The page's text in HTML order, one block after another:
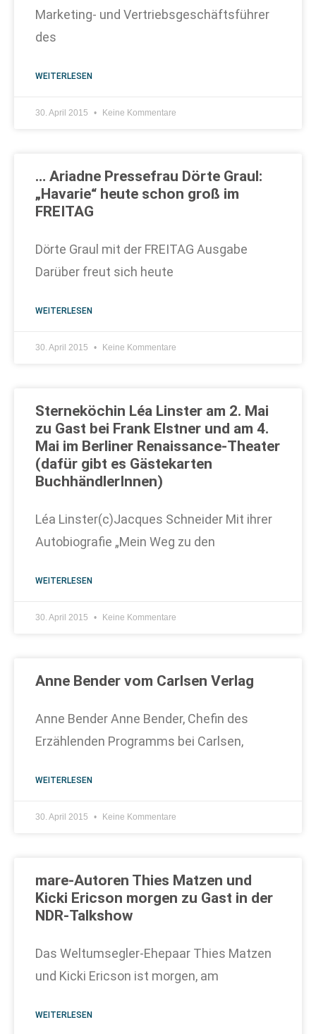
Marketing- und Vertriebsgeschäftsführer
des
WEITERLESEN
30. April 2015 Keine Kommentare
… Ariadne Pressefrau Dörte Graul:
„Havarie“ heute schon groß im
FREITAG
Dörte Graul mit der FREITAG Ausgabe
Darüber freut sich heute
WEITERLESEN
30. April 2015 Keine Kommentare
Sterneköchin Léa Linster am 2. Mai
zu Gast bei Frank Elstner und am 4.
Mai im Berliner Renaissance-Theater
(dafür gibt es Gästekarten
BuchhändlerInnen)
Léa Linster(c)Jacques Schneider Mit ihrer
Autobiografie „Mein Weg zu den
WEITERLESEN
30. April 2015 Keine Kommentare
Anne Bender vom Carlsen Verlag
Anne Bender Anne Bender, Chefin des
Erzählenden Programms bei Carlsen,
WEITERLESEN
30. April 2015 Keine Kommentare
mare-Autoren Thies Matzen und
Kicki Ericson morgen zu Gast in der
NDR-Talkshow
Das Weltumsegler-Ehepaar Thies Matzen
und Kicki Ericson ist morgen, am
WEITERLESEN